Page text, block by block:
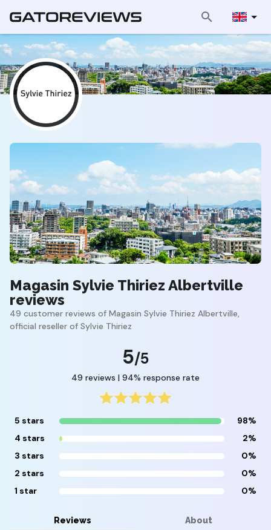
Magasin Sylvie Thiriez Albertville
reviews
49 customer reviews of Magasin Sylvie Thiriez Albertville,
official reseller of Sylvie Thiriez
5/5
49 reviews | 94% response rate
5 stars
98%
4 stars
2%
3 stars
0%
2 stars
0%
1 star
0%
Reviews About